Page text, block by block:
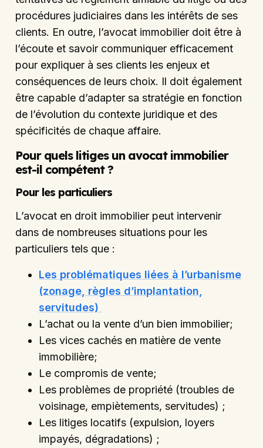
procédures judiciaires dans les intérêts de ses
clients. En outre, l’avocat immobilier doit être à
l’écoute et savoir communiquer efficacement
pour expliquer à ses clients les enjeux et
conséquences de leurs choix. Il doit également
être capable d’adapter sa stratégie en fonction
de l’évolution du contexte juridique et des
spécificités de chaque affaire.
Pour quels litiges un avocat immobilier
est-il compétent ?
Pour les particuliers
L’avocat en droit immobilier peut intervenir
dans de nombreuses situations pour les
particuliers tels que :
Les problématiques liées à l’urbanisme
(zonage, règles d’implantation,
servitudes)
L’achat ou la vente d’un bien immobilier;
Les vices cachés en matière de vente
immobilière;
Le compromis de vente;
Les problèmes de propriété (troubles de
voisinage, empiètements, servitudes) ;
Les litiges locatifs (expulsion, loyers
impayés, dégradations) ;